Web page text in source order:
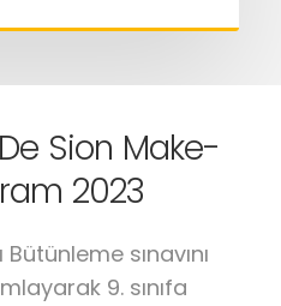
Sion Make-
2023
Bütünleme sınavını
9. sınıfa